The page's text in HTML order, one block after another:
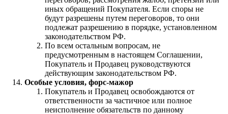
иных обращений Покупателя. Если споры не
будут разрешены путем переговоров, то они
подлежат разрешению в порядке, установленном
законодательством РФ.
По всем остальным вопросам, не
предусмотренным в настоящем Соглашении,
Покупатель и Продавец руководствуются
действующим законодательством РФ.
Особые условия, форс-мажор
Покупатель и Продавец освобождаются от
ответственности за частичное или полное
неисполнение обязательств по данному